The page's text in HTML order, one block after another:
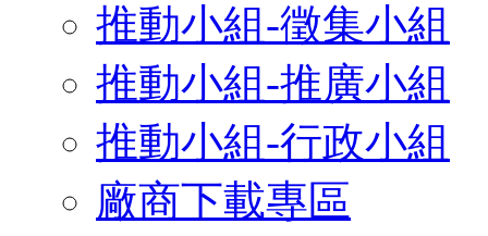
推動小組-徵集小組
推動小組-推廣小組
推動小組-行政小組
廠商下載專區